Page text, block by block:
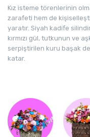
Kız isteme törenlerinin
zarafeti hem de
yaratır. Siyah kadife
kırmızı gül, tutkunun ve
serpiştirilen kuru başak
katar.